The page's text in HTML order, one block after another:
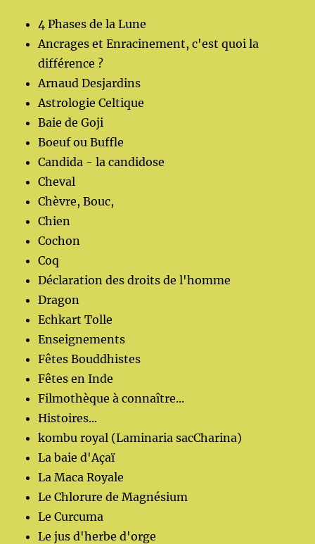
4 Phases de la Lune
Ancrages et Enracinement, c'est quoi la
différence ?
Arnaud Desjardins
Astrologie Celtique
Baie de Goji
Boeuf ou Buffle
Candida - la candidose
Cheval
Chèvre, Bouc,
Chien
Cochon
Coq
Déclaration des droits de l'homme
Dragon
Echkart Tolle
Enseignements
Fêtes Bouddhistes
Fêtes en Inde
Filmothèque à connaître...
Histoires...
kombu royal (Laminaria sacCharina)
La baie d'Açaï
La Maca Royale
Le Chlorure de Magnésium
Le Curcuma
Le jus d'herbe d'orge